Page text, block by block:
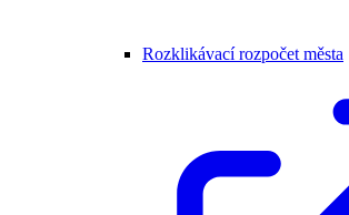
Rozklikávací rozpočet města